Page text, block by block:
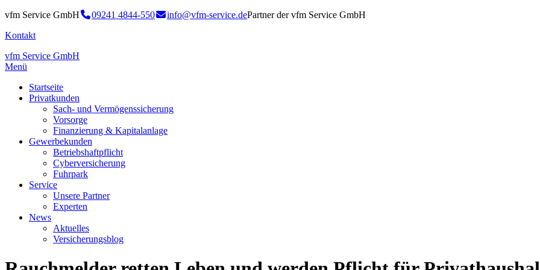
vfm Service GmbH 09241 4844-550 info@vfm-service.dePartner der vfm Service GmbH
Kontakt
vfm Service GmbH
Menü
Startseite
Privatkunden
Sach- und Vermögenssicherung
Vorsorge
Finanzierung & Kapitalanlage
Gewerbekunden
Betriebshaftpflicht
Cyberversicherung
Fuhrpark
Service
Unsere Partner
Experten
News
Aktuelles
Versicherungsblog